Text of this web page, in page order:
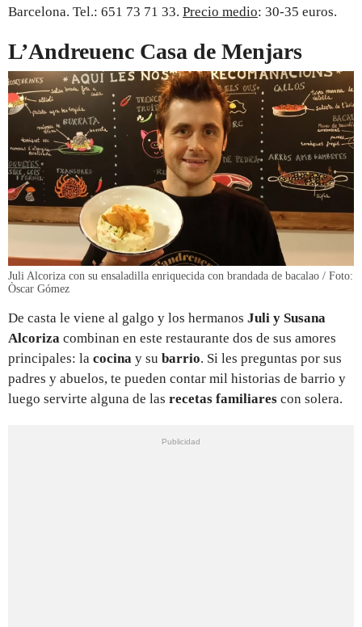
Barcelona. Tel.: 651 73 71 33. Precio medio: 30-35 euros.
L’Andreuenc Casa de Menjars
Juli Alcoriza con su ensaladilla enriquecida con brandada de bacalao / Foto:
Òscar Gómez
De casta le viene al galgo y los hermanos Juli y Susana
Alcoriza combinan en este restaurante dos de sus amores
principales: la cocina y su barrio. Si les preguntas por sus
padres y abuelos, te pueden contar mil historias de barrio y
luego servirte alguna de las recetas familiares con solera.